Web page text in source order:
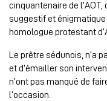
cinquantenaire de l’AOT,
suggestif et énigmatique
homologue protestant
Le prêtre sédunois, n’a
et d’émailler son
n’ont pas manqué de
l’occasion.